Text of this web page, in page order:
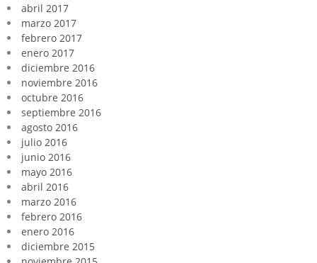
abril 2017
marzo 2017
febrero 2017
enero 2017
diciembre 2016
noviembre 2016
octubre 2016
septiembre 2016
agosto 2016
julio 2016
junio 2016
mayo 2016
abril 2016
marzo 2016
febrero 2016
enero 2016
diciembre 2015